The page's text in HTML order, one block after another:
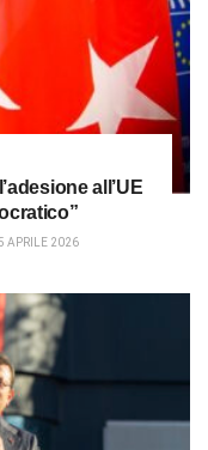
all’UE
APRILE 2026